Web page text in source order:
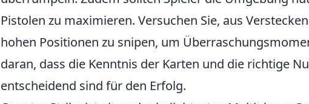
Pistolen zu maximieren. Versuchen Sie, aus
hohen Positionen zu snipen, um
daran, dass die Kenntnis der Karten und die richtige
entscheidend sind für den Erfolg.